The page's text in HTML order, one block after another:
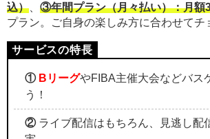
込）
③年間プラン（月々払い）：月額
プラン。ご自身の楽しみ方に合わせてチ
① BリーグやFIBA主催大会などバス
う！
②ライブ配信はもちろん、見逃し配